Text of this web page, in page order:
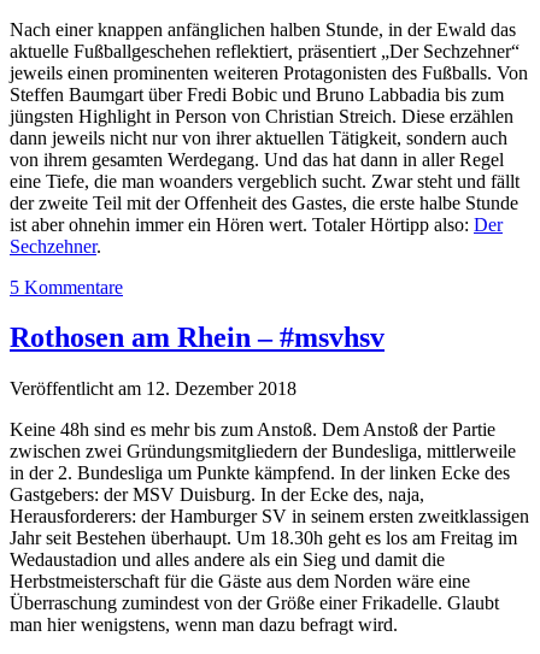
Nach einer knappen anfänglichen halben Stunde, in der Ewald das
aktuelle Fußballgeschehen reflektiert, präsentiert „Der Sechzehner“
jeweils einen prominenten weiteren Protagonisten des Fußballs. Von
Steffen Baumgart über Fredi Bobic und Bruno Labbadia bis zum
jüngsten Highlight in Person von Christian Streich. Diese erzählen
dann jeweils nicht nur von ihrer aktuellen Tätigkeit, sondern auch
von ihrem gesamten Werdegang. Und das hat dann in aller Regel
eine Tiefe, die man woanders vergeblich sucht. Zwar steht und fällt
der zweite Teil mit der Offenheit des Gastes, die erste halbe Stunde
ist aber ohnehin immer ein Hören wert. Totaler Hörtipp also: Der
Sechzehner.
5 Kommentare
Rothosen am Rhein – #msvhsv
Veröffentlicht am 12. Dezember 2018
Keine 48h sind es mehr bis zum Anstoß. Dem Anstoß der Partie
zwischen zwei Gründungsmitgliedern der Bundesliga, mittlerweile
in der 2. Bundesliga um Punkte kämpfend. In der linken Ecke des
Gastgebers: der MSV Duisburg. In der Ecke des, naja,
Herausforderers: der Hamburger SV in seinem ersten zweitklassigen
Jahr seit Bestehen überhaupt. Um 18.30h geht es los am Freitag im
Wedaustadion und alles andere als ein Sieg und damit die
Herbstmeisterschaft für die Gäste aus dem Norden wäre eine
Überraschung zumindest von der Größe einer Frikadelle. Glaubt
man hier wenigstens, wenn man dazu befragt wird.